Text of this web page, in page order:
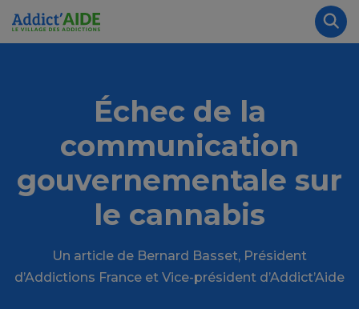
Aller au contenu principal
Échec de la
communication
gouvernementale sur
le cannabis
Un article de Bernard Basset, Président
d’Addictions France et Vice-président d’Addict’Aide
Panneau de gestion des cookies